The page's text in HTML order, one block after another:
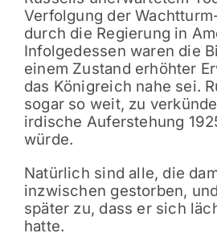
Verfolgung der
durch die Regierung in
Infolgedessen waren die
einem Zustand erhöhter
das Königreich nahe sei.
sogar so weit, zu
irdische Auferstehung
würde.
Natürlich sind alle, die
inzwischen gestorben,
später zu, dass er sich
hatte.